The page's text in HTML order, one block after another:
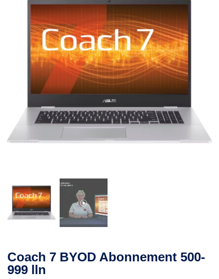
Coach 7 BYOD Abonnement 500-
999 lln